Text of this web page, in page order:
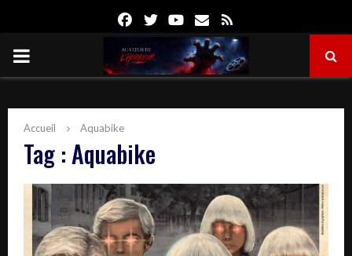
FacebookTwitterYoutube
Email
PRIMARY
Accueil Aquabike
Tag : Aquabike